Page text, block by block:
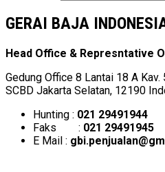
GERAI BAJA
Head Office & Represntative
Gedung Office 8 Lantai 18 A
SCBD Jakarta Selatan, 12190
Hunting : 021 29491944
Faks : 021 29491945
E Mail :